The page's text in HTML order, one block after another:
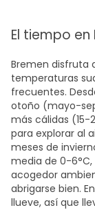
El tiempo en
Bremen disfruta
temperaturas
frecuentes.
otoño (mayo-
más cálidas (15-
para explorar al
meses de
media de 0-
acogedor
abrigarse bien.
llueve, así que